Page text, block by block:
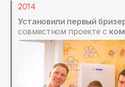
2014
Установили первый
совместном проекте с